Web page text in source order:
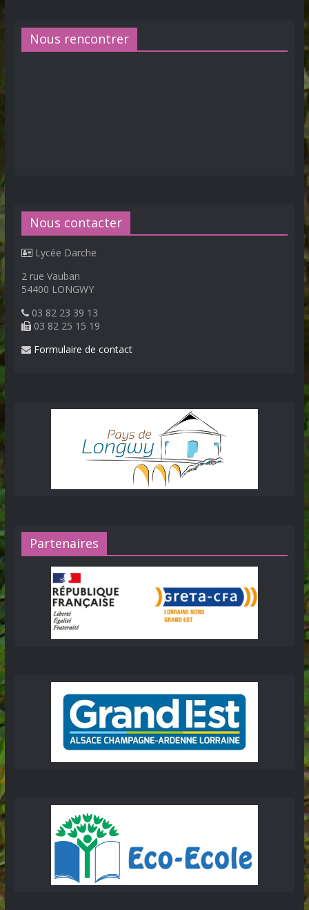
Nous rencontrer
Nous contacter
Lycée Darche
2 rue Vauban
54400 LONGWY
03 82 23 39 13
03 82 25 15 19
Formulaire de contact
Partenaires